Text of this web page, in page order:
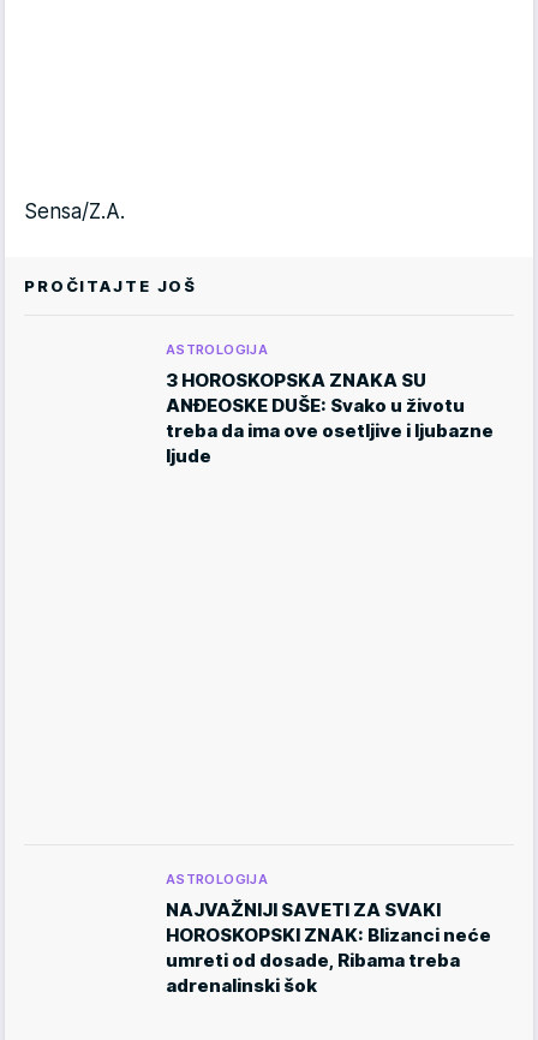
Sensa/Z.A.
PROČITAJTE JOŠ
ASTROLOGIJA
3 HOROSKOPSKA ZNAKA SU
ANĐEOSKE DUŠE: Svako u životu
treba da ima ove osetljive i ljubazne
ljude
ASTROLOGIJA
NAJVAŽNIJI SAVETI ZA SVAKI
HOROSKOPSKI ZNAK: Blizanci neće
umreti od dosade, Ribama treba
adrenalinski šok